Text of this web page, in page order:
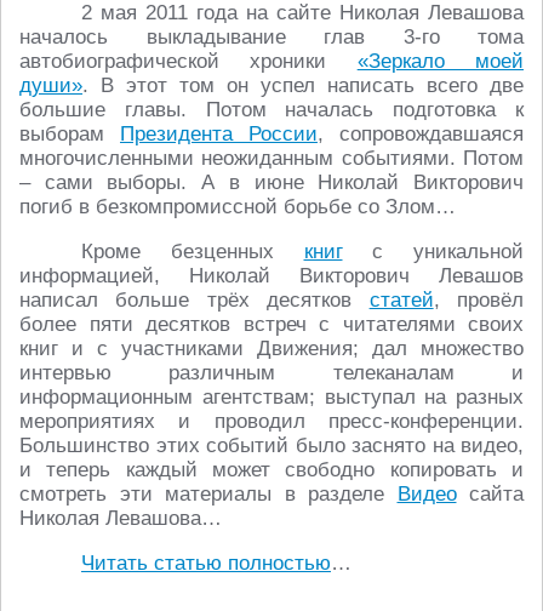
2 мая 2011 года на сайте Николая Левашова
началось выкладывание глав 3-го тома
автобиографической хроники «Зеркало моей
души». В этот том он успел написать всего две
большие главы. Потом началась подготовка к
выборам Президента России, сопровождавшаяся
многочисленными неожиданным событиями. Потом
– сами выборы. А в июне Николай Викторович
погиб в безкомпромиссной борьбе со Злом…
Кроме безценных книгс уникальной
информацией, Николай Викторович Левашов
написал больше трёх десятков статей, провёл
более пяти десятков встреч с читателями своих
книг и с участниками Движения; дал множество
интервью различным телеканалам и
информационным агентствам; выступал на разных
мероприятиях и проводил пресс-конференции.
Большинство этих событий было заснято на видео,
и теперь каждый может свободно копировать и
смотреть эти материалы в разделе Видеосайта
Николая Левашова…
Читать статью полностью…